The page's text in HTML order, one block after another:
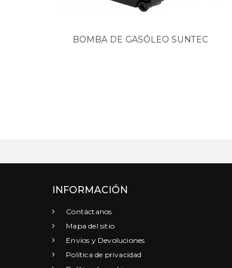
BOMBA DE GASÓLEO SUNTEC
INFORMACIÓN
Contáctanos
Mapa del sitio
Envíos y Devoluciones
Política de privacidad